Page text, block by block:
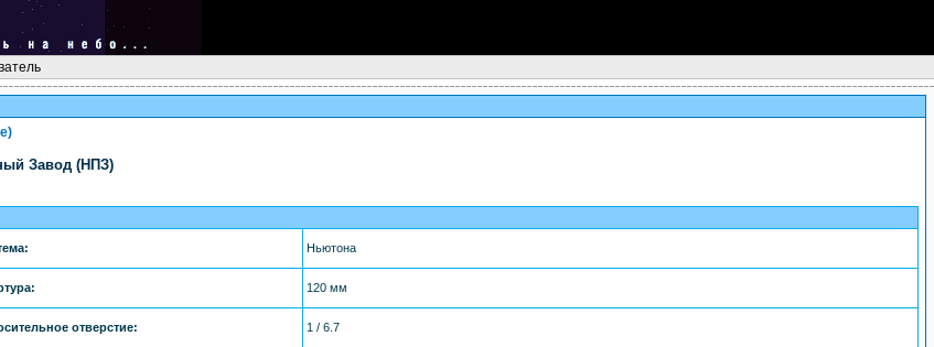
Завод (НПЗ)
Ньютона
120 мм
отверстие: 1 / 6.7